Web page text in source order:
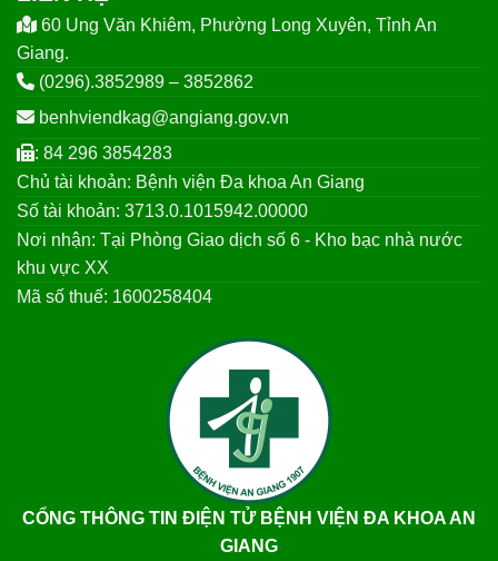
60 Ung Văn Khiêm, Phường Long Xuyên, Tỉnh An
Giang.
(0296).3852989 – 3852862
benhviendkag@angiang.gov.vn
: 84 296 3854283
Chủ tài khoản: Bệnh viện Đa khoa An Giang
Số tài khoản: 3713.0.1015942.00000
Nơi nhận: Tại Phòng Giao dịch số 6 - Kho bạc nhà nước
khu vực XX
Mã số thuế: 1600258404
CỔNG THÔNG TIN ĐIỆN TỬ BỆNH VIỆN ĐA KHOA AN
GIANG